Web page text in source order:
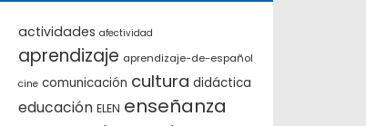
actividades afectividad
aprendizaje aprendizaje-de-español
cine comunicación cultura didáctica
educación ELEN enseñanza